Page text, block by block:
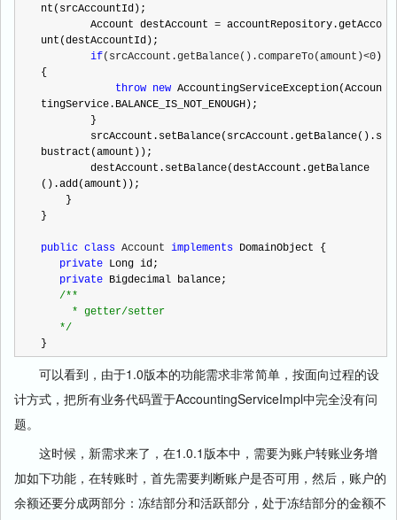
nt(srcAccountId);
        Account destAccount
= accountRepository.getAcco
unt(destAccountId);
if(srcAccount.getBalance().compareTo(amount)<0 )
{
throw new AccountingServiceException(Accoun
tingService.BALANCE_IS_NOT_ENOUGH);
bustract(amount));
().add(amount));
}
public class Account implements DomainObject {
private Long id;
private Bigdecimal balance;
/**
*/
}
可以看到，由于1.0版本的功能需求非常简单，按面向过程的设
计方式，把所有业务代码置于AccountingServiceImpl中完全没有问
题。
这时候，新需求来了，在1.0.1版本中，需要为账户转账业务增
加如下功能，在转账时，首先需要判断账户是否可用，然后，账户的
余额还要分成两部分：冻结部分和活跃部分，处于冻结部分的金额不